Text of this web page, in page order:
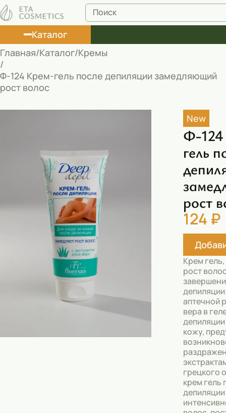
Каталог
Лосьоны
Корректоры
Муссы
Масла
Пена для ванны
Румяна
Скрабы
Блески
Гели
Кремы
Главная Каталог Кремы
Ф-124 Крем-гель после депиляции замедляющий
рост волос
New
Ф-
гель
рост
124 ₽
Крем
рост
аптечной
вера в
кожу,
грецкого
крем гель